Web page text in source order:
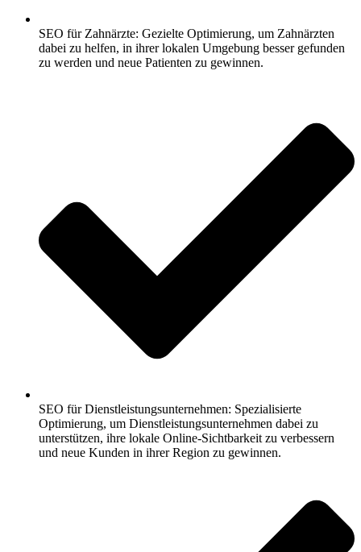
SEO für Zahnärzte: Gezielte Optimierung, um Zahnärzten
dabei zu helfen, in ihrer lokalen Umgebung besser gefunden
zu werden und neue Patienten zu gewinnen.
SEO für Dienstleistungsunternehmen: Spezialisierte
Optimierung, um Dienstleistungsunternehmen dabei zu
unterstützen, ihre lokale Online-Sichtbarkeit zu verbessern
und neue Kunden in ihrer Region zu gewinnen.